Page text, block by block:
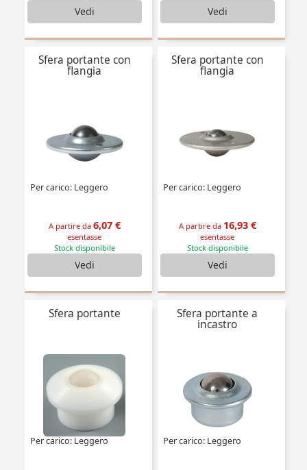
Vedi Vedi
Sfera portante con
flangia
Per carico: Leggero
A partire da 6,07 €
esentasse
Stock disponibile
Vedi
Sfera portante con
flangia
Per carico: Leggero
A partire da 16,93 €
esentasse
Stock disponibile
Vedi
Sfera portante
Per carico: Leggero
Sfera portante a
incastro
Per carico: Leggero